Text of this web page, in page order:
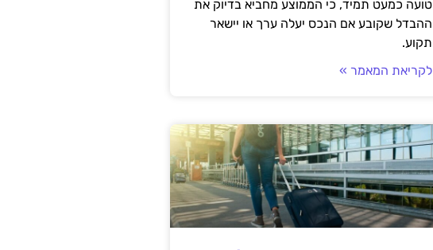
טועה כמעט תמיד, כי הממוצע מחביא בדיוק את
ההבדל שקובע אם הנכס יעלה ערך או יישאר
תקוע.
לקריאת המאמר »